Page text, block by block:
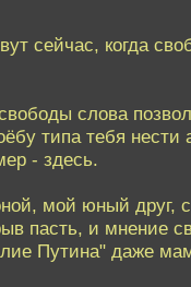
сейчас, когда
слова
типа тебя нести
- здесь.
мой юный друг,
пасть, и мнение
Путина" даже